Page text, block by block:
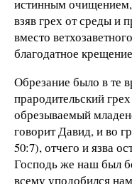
истинным
взяв грех от среды и
вместо
благодатное
Обрезание было в те
прародительский
обрезываемый
говорит Давид, и во
50:7), отчего и язва
Господь же наш был
всему уподобился